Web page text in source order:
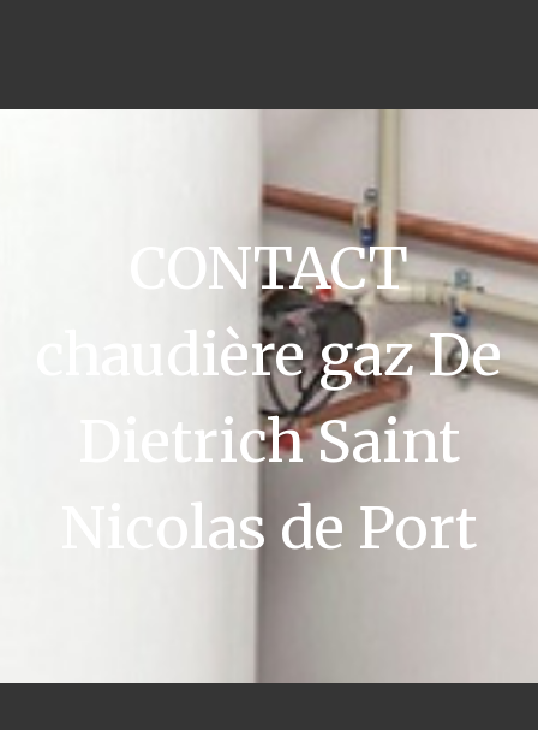
CONTACT
chaudière gaz De
Dietrich Saint
Nicolas de Port